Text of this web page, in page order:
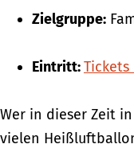
Zielgruppe:
Eintritt:Tickets
Wer in dieser Zeit in
vielen